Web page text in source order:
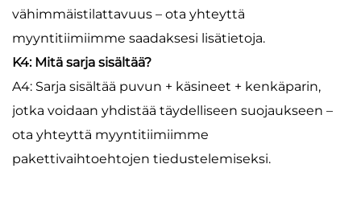
vähimmäistilattavuus – ota yhteyttä
myyntitiimiimme saadaksesi lisätietoja.
K4: Mitä sarja sisältää?
A4: Sarja sisältää puvun + käsineet + kenkäparin,
jotka voidaan yhdistää täydelliseen suojaukseen –
ota yhteyttä myyntitiimiimme
pakettivaihtoehtojen tiedustelemiseksi.